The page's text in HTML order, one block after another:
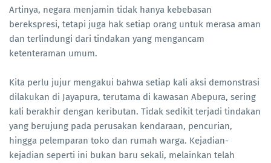
Artinya, negara menjamin tidak hanya kebebasan
berekspresi, tetapi juga hak setiap orang untuk merasa aman
dan terlindungi dari tindakan yang mengancam
ketenteraman umum.
Kita perlu jujur mengakui bahwa setiap kali aksi demonstrasi
dilakukan di Jayapura, terutama di kawasan Abepura, sering
kali berakhir dengan keributan. Tidak sedikit terjadi tindakan
yang berujung pada perusakan kendaraan, pencurian,
hingga pelemparan toko dan rumah warga. Kejadian-
kejadian seperti ini bukan baru sekali, melainkan telah